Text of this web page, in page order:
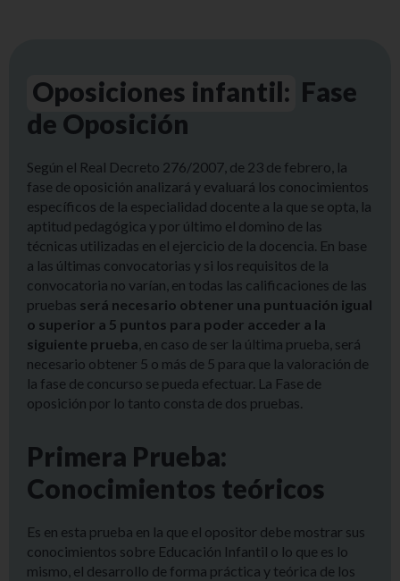
Oposiciones infantil: Fase
de Oposición
Según el Real Decreto 276/2007, de 23 de febrero, la
fase de oposición analizará y evaluará los conocimientos
específicos de la especialidad docente a la que se opta, la
aptitud pedagógica y por último el domino de las
técnicas utilizadas en el ejercicio de la docencia. En base
a las últimas convocatorias y si los requisitos de la
convocatoria no varían, en todas las calificaciones de las
pruebas será necesario obtener una puntuación igual
o superior a 5 puntos para poder acceder a la
siguiente prueba , en caso de ser la última prueba, será
necesario obtener 5 o más de 5 para que la valoración de
la fase de concurso se pueda efectuar. La Fase de
oposición por lo tanto consta de dos pruebas.
Primera Prueba:
Conocimientos teóricos
Es en esta prueba en la que el opositor debe mostrar sus
conocimientos sobre Educación Infantil o lo que es lo
mismo, el desarrollo de forma práctica y teórica de los